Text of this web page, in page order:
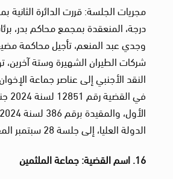
مجريات الجلسة: قررت الدائرة الثانية
درجة، المنعقدة بمجمع محاكم بدر،
وجدي عبد المنعم، تأجيل محاكمة
شركات الطيران الشهيرة وستة
النقد الأجنبي إلى عناصر جماعة الإخوان
في
الدولة العليا، إلى جلسة 28 سبتمبر المقبل؛ للمرافعة.
16. اسم القضية: جماعة الملثمين